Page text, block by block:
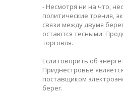
- Несмотря ни на что,
политические трения,
связи между двумя
остаются тесными.
торговля.
Если говорить об
Приднестровье
поставщиком
берег.